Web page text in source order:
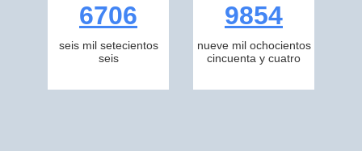
6706
seis mil setecientos
seis
9854
nueve mil ochocientos
cincuenta y cuatro